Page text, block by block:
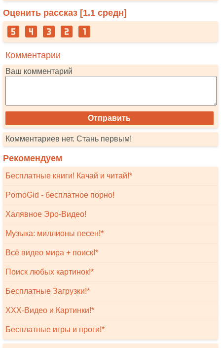
Оценить рассказ [1.1 средн]
Комментарии
Ваш комментарий
Комментариев нет. Стань первым!
Рекомендуем
Бесплатные книги! Качай и читай!*
PornoGid - бесплатное порно!
Халявное Эро-Видео!
Музыка: миллионы песен!*
Всё видео мира + поиск!*
Поиск любых картинок!*
Бесплатные Загрузки!*
XXX-Видео и Картинки!*
Бесплатные игры и проги!*